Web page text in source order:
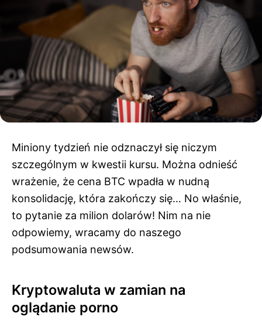
Miniony tydzień nie odznaczył się niczym
szczególnym w kwestii kursu. Można odnieść
wrażenie, że cena BTC wpadła w nudną
konsolidację, która zakończy się… No właśnie,
to pytanie za milion dolarów! Nim na nie
odpowiemy, wracamy do naszego
podsumowania newsów.
Kryptowaluta w zamian na
oglądanie porno